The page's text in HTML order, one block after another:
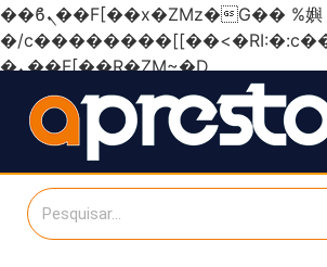
��ϐܢ��F[��x�ZMz�G�� %嬩
�/
�ܢ��F[��R�ZM~�D